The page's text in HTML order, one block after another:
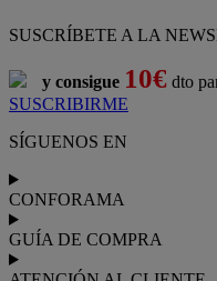
SUSCRÍBETE A LA
y consigue 10€ dto
SUSCRIBIRME
SÍGUENOS EN
CONFORAMA
GUÍA DE COMPRA